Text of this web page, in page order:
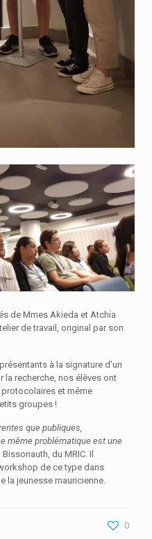
de Mmes Akieda et Atchia
de travail, original par son
à la signature d’un
recherche, nos élèves ont
et même
groupes !
que publiques,
même problématique est une
du MRIC. Il
de ce type dans
la jeunesse mauricienne.
0